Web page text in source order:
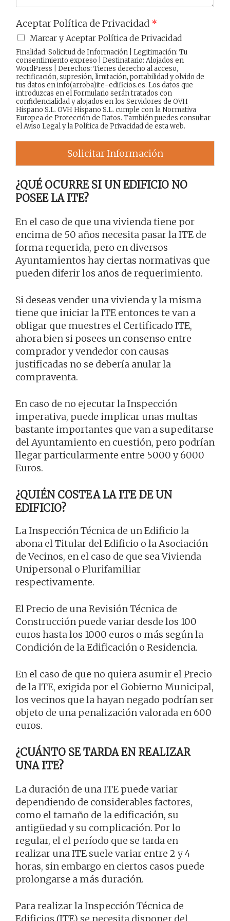
Aceptar Política de Privacidad *
Marcar y Aceptar Política de Privacidad
Finalidad: Solicitud de Información | Legitimación: Tu
consentimiento expreso | Destinatario: Alojados en
WordPress | Derechos: Tienes derecho al acceso,
rectificación, supresión, limitación, portabilidad y olvido de
tus datos en info(arroba)ite-edificios.es. Los datos que
introduzcas en el Formulario serán tratados con
confidencialidad y alojados en los Servidores de OVH
Hispano S.L. OVH Hispano S.L. cumple con la Normativa
Europea de Protección de Datos. También puedes consultar
elAviso Legaly laPolítica de Privacidadde esta web.
Solicitar Información
¿QUÉ OCURRE SI UN EDIFICIO NO
POSEE LA ITE?
En el caso de que una vivienda tiene por
encima de 50 años necesita pasar la ITE de
forma requerida, pero en diversos
Ayuntamientos hay ciertas normativas que
pueden diferir los años de requerimiento.
Si deseas vender una vivienda y la misma
tiene que iniciar la ITE entonces te van a
obligar que muestres el Certificado ITE,
ahora bien si posees un consenso entre
comprador y vendedor con causas
justificadas no se debería anular la
compraventa.
En caso de no ejecutar la Inspección
imperativa, puede implicar unas multas
bastante importantes que van a supeditarse
del Ayuntamiento en cuestión, pero podrían
llegar particularmente entre 5000 y 6000
Euros.
¿QUIÉN COSTEA LA ITE DE UN
EDIFICIO?
La Inspección Técnica de un Edificio la
abona el Titular del Edificio o la Asociación
de Vecinos, en el caso de que sea Vivienda
Unipersonal o Plurifamiliar
respectivamente.
El Precio de una Revisión Técnica de
Construcción puede variar desde los 100
euros hasta los 1000 euros o más según la
Condición de la Edificación o Residencia.
En el caso de que no quiera asumir el Precio
de la ITE, exigida por el Gobierno Municipal,
los vecinos que la hayan negado podrían ser
objeto de una penalización valorada en 600
euros.
¿CUÁNTO SE TARDA EN REALIZAR
UNA ITE?
La duración de una ITE puede variar
dependiendo de considerables factores,
como el tamaño de la edificación, su
antigüedad y su complicación. Por lo
regular, el el período que se tarda en
realizar una ITE suele variar entre 2 y 4
horas, sin embargo en ciertos casos puede
prolongarse a más duración.
Para realizar la Inspección Técnica de